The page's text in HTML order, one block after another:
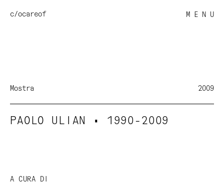
c/ocareof M E N U
Mostra 2009
PAOLO ULIAN • 1990-2009
A CURA DI